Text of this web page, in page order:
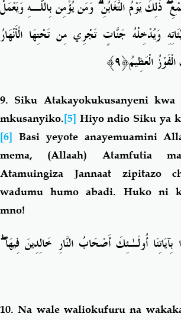
ۖذَٰلِكَ يَوْمُ التَّغَابُنِۗ وَمَن يُؤْمِن بِاللَّـهِ وَيَعْمَلْ
وَيُدْخِلْهُ جَنَّاتٍ تَجْرِي مِن تَحْتِهَا الْأَنْهَارُ
الْعَظِيمُ﴿٩﴾
9. Siku Atakayokukusanyeni
mkusanyiko.[5] Hiyo ndio Siku ya
[6] Basi yeyote anayemuamini
mema, (Allaah) Atamfutia
Atamuingiza Jannaat zipitazo
wadumu humo abadi. Huko ni
mno!
أُولَـٰئِكَ أَصْحَابُ النَّارِ خَالِدِينَ فِيهَاۖ
10.Na wale waliokufuru na